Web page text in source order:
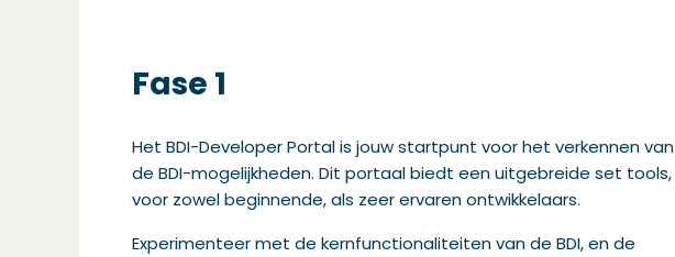
Fase 1
Het BDI-Developer Portal is jouw startpunt voor het verkennen van
de BDI-mogelijkheden. Dit portaal biedt een uitgebreide set tools,
voor zowel beginnende, als zeer ervaren ontwikkelaars.
Experimenteer met de kernfunctionaliteitenvan de BDI, ende